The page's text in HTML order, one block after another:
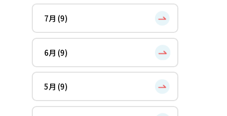
7月 (9)
6月 (9)
5月 (9)